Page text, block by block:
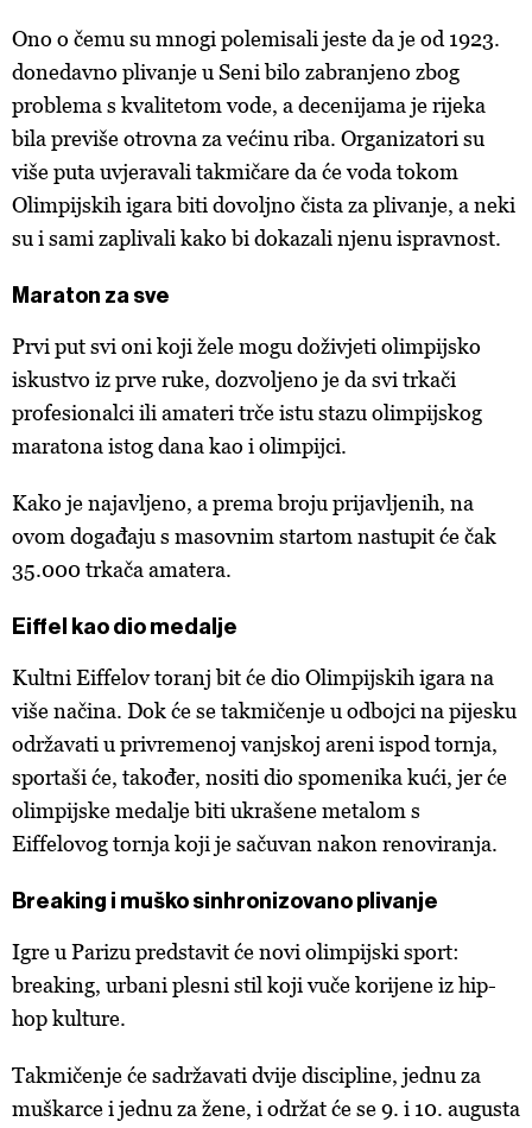
Ono o čemu su mnogi polemisali jeste da je od 1923.
donedavno plivanje u Seni bilo zabranjeno zbog
problema s kvalitetom vode, a decenijama je rijeka
bila previše otrovna za većinu riba. Organizatori su
više puta uvjeravali takmičare da će voda tokom
Olimpijskih igara biti dovoljno čista za plivanje, a neki
su i sami zaplivali kako bi dokazali njenu ispravnost.
Maraton za sve
Prvi put svi oni koji žele mogu doživjeti olimpijsko
iskustvo iz prve ruke, dozvoljeno je da svi trkači
profesionalci ili amateri trče istu stazu olimpijskog
maratona istog dana kao i olimpijci.
Kako je najavljeno, a prema broju prijavljenih, na
ovom događaju s masovnim startom nastupit će čak
35.000 trkača amatera.
Eiffel kao dio medalje
Kultni Eiffelov toranj bit će dio Olimpijskih igara na
više načina. Dok će se takmičenje u odbojci na pijesku
održavati u privremenoj vanjskoj areni ispod tornja,
sportaši će, također, nositi dio spomenika kući, jer će
olimpijske medalje biti ukrašene metalom s
Eiffelovog tornja koji je sačuvan nakon renoviranja.
Breaking i muško sinhronizovano plivanje
Igre u Parizu predstavit će novi olimpijski sport:
breaking, urbani plesni stil koji vuče korijene iz hip-
hop kulture.
Takmičenje će sadržavati dvije discipline, jednu za
muškarce i jednu za žene, i održat će se 9. i 10. augusta